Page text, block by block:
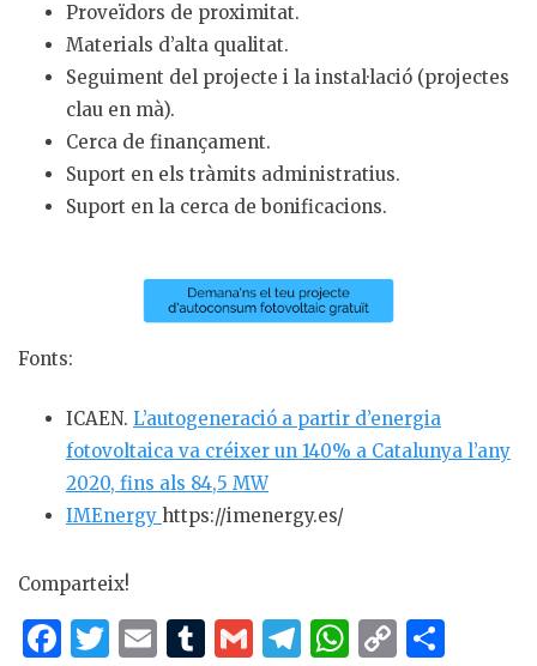
Proveïdors de proximitat.
Materials d’alta qualitat.
Seguiment del projecte i la instal·lació (projectes
clau en mà).
Cerca de finançament.
Suport en els tràmits administratius.
Suport en la cerca de bonificacions.
Fonts:
ICAEN. L’autogeneració a partir d’energia
fotovoltaica va créixer un 140% a Catalunya l’any
2020, fins als 84,5 MW
IMEnergy https://imenergy.es/
Comparteix!
F
T
E
T
G T
W C